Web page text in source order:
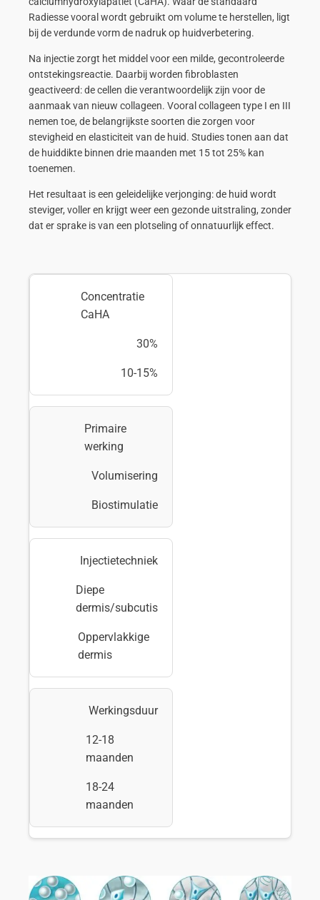
Radiesse vooral wordt gebruikt om volume te herstellen, ligt
bij de verdunde vorm de nadruk op huidverbetering.
Na injectie zorgt het middel voor een milde, gecontroleerde
ontstekingsreactie. Daarbij worden fibroblasten
geactiveerd: de cellen die verantwoordelijk zijn voor de
aanmaak van nieuw collageen. Vooral collageen type I en III
nemen toe, de belangrijkste soorten die zorgen voor
stevigheid en elasticiteit van de huid. Studies tonen aan dat
de huiddikte binnen drie maanden met 15 tot 25% kan
toenemen.
Het resultaat is een geleidelijke verjonging: de huid wordt
steviger, voller en krijgt weer een gezonde uitstraling, zonder
dat er sprake is van een plotseling of onnatuurlijk effect.
Concentratie
CaHA
30%
10-15%
Primaire
werking
Volumisering
Biostimulatie
Injectietechniek
Diepe
dermis/subcutis
Oppervlakkige
dermis
Werkingsduur
12-18
maanden
18-24
maanden